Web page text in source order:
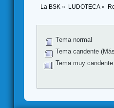
La BSK » LUDOTECA»
Tema normal
Tema candente
Tema muy